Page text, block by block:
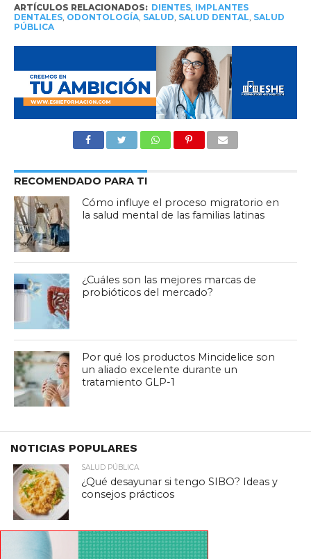
ARTÍCULOS RELACIONADOS: DIENTES, IMPLANTES
DENTALES, ODONTOLOGÍA, SALUD SALUD DENTAL SALUD
PÚBLICA
RECOMENDADO PARA TI
Cómo influye el proceso migratorio en
la salud mental de las familias latinas
¿Cuáles son las mejores marcas de
probióticos del mercado?
Por qué los productos Mincidelice son
un aliado excelente durante un
tratamiento GLP-1
NOTICIAS POPULARES
SALUD PÚBLICA
¿Qué desayunar si tengo SIBO? Ideas y
consejos prácticos